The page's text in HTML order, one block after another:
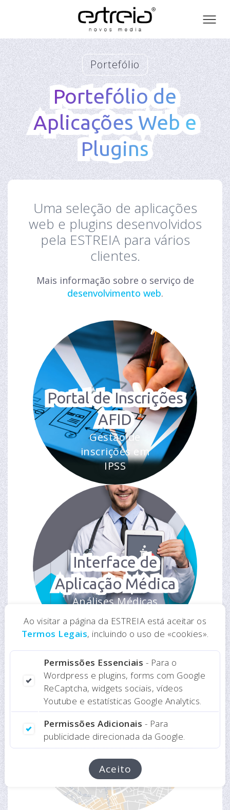
Portefólio
Portefólio de
Aplicações Web e
Plugins
Portefólio de
Aplicações Web e
Plugins
Uma seleção de aplicações
web e plugins desenvolvidos
pela ESTREIA para vários
clientes.
Mais informação sobre o serviço de
desenvolvimento web.
Portal de Inscrições
AFID
Gestão de
inscrições em
IPSS
Interface de
Aplicação Médica
Análises Médicas
Online
Aplicação Web
Imobiliária
Para consultora
imobiliária
Ao visitar a página da ESTREIA está aceitar os
Termos Legais, incluindo o uso de «cookies».
Permissões Essenciais - Para o
Wordpress e plugins, forms com Google
ReCaptcha, widgets sociais, vídeos
Youtube e estatísticas Google Analytics.
Permissões Adicionais - Para
publicidade direcionada da Google.
Aceito